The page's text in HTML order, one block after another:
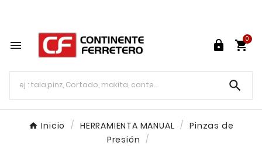
  
0

Inicio HERRAMIENTA MANUAL
Pinzas de
Presión